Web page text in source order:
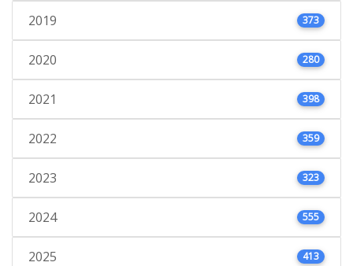
2019 373
2020 280
2021 398
2022 359
2023 323
2024 555
2025 413